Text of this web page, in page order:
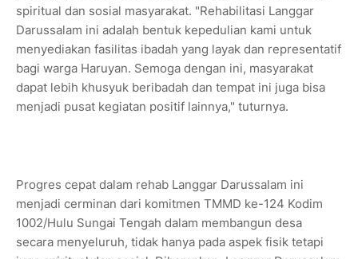
spiritual dan sosial masyarakat. "Rehabilitasi Langgar
Darussalam ini adalah bentuk kepedulian kami untuk
menyediakan fasilitas ibadah yang layak dan representatif
bagi warga Haruyan. Semoga dengan ini, masyarakat
dapat lebih khusyuk beribadah dan tempat ini juga bisa
menjadi pusat kegiatan positif lainnya," tuturnya.
Progres cepat dalam rehab Langgar Darussalam ini
menjadi cerminan dari komitmen TMMD ke-124 Kodim
1002/Hulu Sungai Tengah dalam membangun desa
secara menyeluruh, tidak hanya pada aspek fisik tetapi